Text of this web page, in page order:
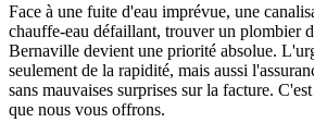
Face à une fuite d'eau imprévue, une
chauffe-eau défaillant, trouver un plombier
Bernaville devient une priorité absolue.
seulement de la rapidité, mais aussi
sans mauvaises surprises sur la facture.
que nous vous offrons.